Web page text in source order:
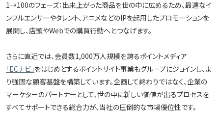
1→100のフェーズ：出来上がった商品を世の中に広めるため、最適なイ
ンフルエンサーやタレント、アニメなどのIPを起用したプロモーションを
展開し、店頭やWebでの購買行動へとつなげます。
さらに直近では、会員数1,000万人規模を誇るポイントメディア
「ECナビ」をはじめとするポイントサイト事業もグループにジョインし、よ
り強固な顧客基盤を構築しています。企画して終わりではなく、企業の
マーケターのパートナーとして、世の中に新しい価値が出るプロセスを
すべてサポートできる総合力が、当社の圧倒的な市場優位性です。